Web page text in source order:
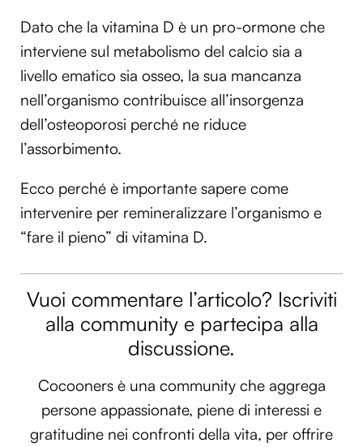
Dato che la vitamina D è un pro-ormone che
interviene sul metabolismo del calcio sia a
livello ematico sia osseo, la sua mancanza
nell’organismo contribuisce all’insorgenza
dell’osteoporosi perché ne riduce
l’assorbimento.
Ecco perché è importante sapere come
intervenire per remineralizzare l’organismo e
“fare il pieno” di vitamina D.
Vuoi commentare l’articolo? Iscriviti
alla community e partecipa alla
discussione.
Cocooners è una community che aggrega
persone appassionate, piene di interessi e
gratitudine nei confronti della vita, per offrire